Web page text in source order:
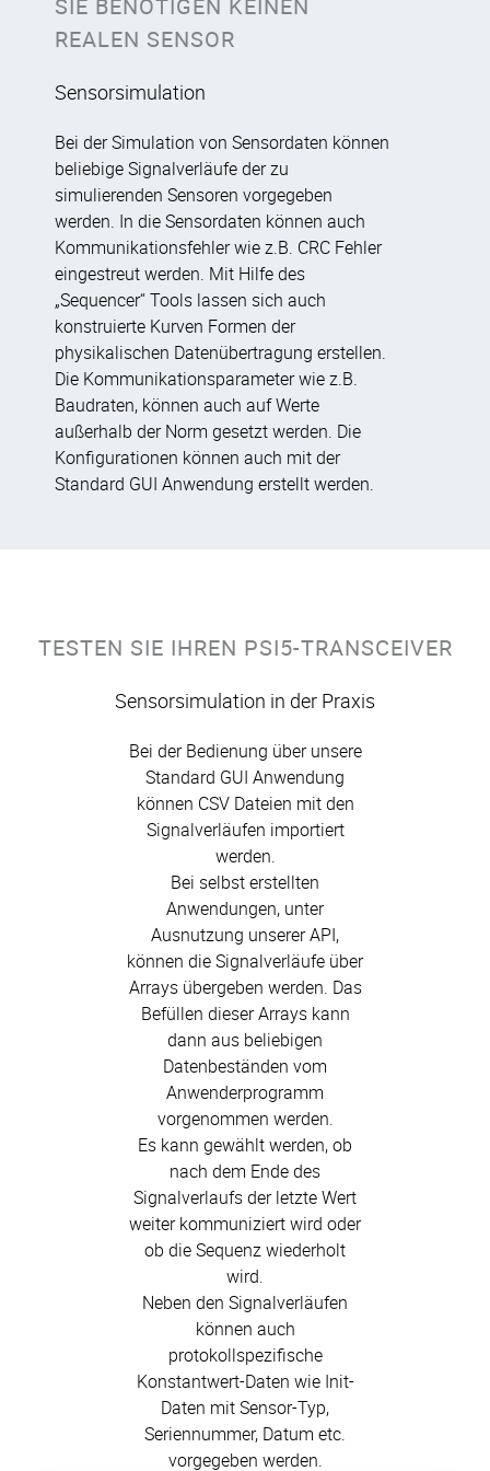
REALEN SENSOR
Sensorsimulation
Bei der Simulation von Sensordaten können
beliebige Signalverläufe der zu
simulierenden Sensoren vorgegeben
werden. In die Sensordaten können auch
Kommunikationsfehler wie z.B. CRC Fehler
eingestreut werden. Mit Hilfe des
„Sequencer“ Tools lassen sich auch
konstruierte Kurven Formen der
physikalischen Datenübertragung erstellen.
Die Kommunikationsparameter wie z.B.
Baudraten, können auch auf Werte
außerhalb der Norm gesetzt werden. Die
Konfigurationen können auch mit der
Standard GUI Anwendung erstellt werden.
TESTEN SIE IHREN PSI5-TRANSCEIVER
Sensorsimulation in der Praxis
Bei der Bedienung über unsere
Standard GUI Anwendung
können CSV Dateien mit den
Signalverläufen importiert
werden.
Bei selbst erstellten
Anwendungen, unter
Ausnutzung unserer API,
können die Signalverläufe über
Arrays übergeben werden. Das
Befüllen dieser Arrays kann
dann aus beliebigen
Datenbeständen vom
Anwenderprogramm
vorgenommen werden.
Es kann gewählt werden, ob
nach dem Ende des
Signalverlaufs der letzte Wert
weiter kommuniziert wird oder
ob die Sequenz wiederholt
wird.
Neben den Signalverläufen
können auch
protokollspezifische
Konstantwert-Daten wie Init-
Daten mit Sensor-Typ,
Seriennummer, Datum etc.
vorgegeben werden.